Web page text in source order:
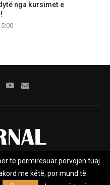
nga kursimet e
Marketing
Policy
të përmirësuar përvojën tuaj.
me këtë, por mund të